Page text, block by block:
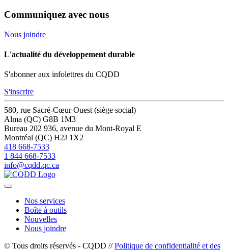
Communiquez avec nous
Nous joindre
L'actualité du développement durable
S'abonner aux infolettres du CQDD
S'inscrire
580, rue Sacré-Cœur Ouest (siège social)
Alma (QC) G8B 1M3
Bureau 202 936, avenue du Mont-Royal E
Montréal (QC) H2J 1X2
418 668-7533
1 844 668-7533
info@cqdd.qc.ca
Nos services
Boîte à outils
Nouvelles
Nous joindre
© Tous droits réservés - CQDD //Politique de confidentialité et des